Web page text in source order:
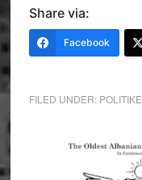
Share via:
Facebook
FILED UNDER: POLITIKE